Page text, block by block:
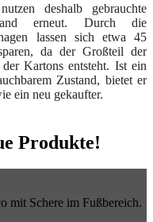
deshalb gebrauchte
erneut. Durch die
lassen sich etwa 45
da der Großteil der
Kartons entsteht. Ist ein
Zustand, bietet er
ein neu gekaufter.
Produkte!
mit Schere im Fußbereich.